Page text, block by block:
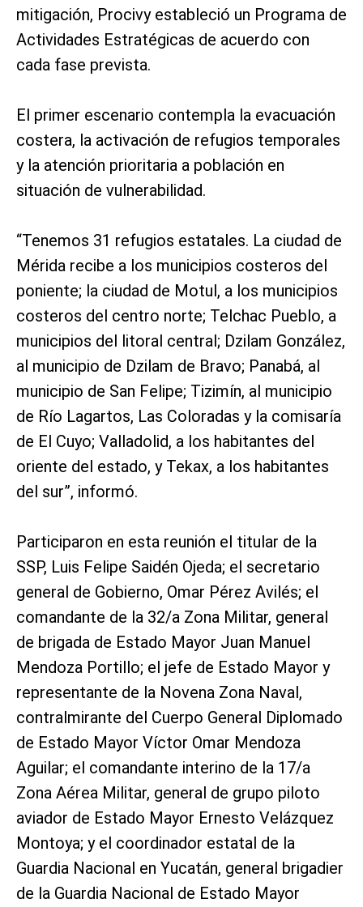
mitigación, Procivy estableció un Programa de
Actividades Estratégicas de acuerdo con
cada fase prevista.
El primer escenario contempla la evacuación
costera, la activación de refugios temporales
y la atención prioritaria a población en
situación de vulnerabilidad.
“Tenemos 31 refugios estatales. La ciudad de
Mérida recibe a los municipios costeros del
poniente; la ciudad de Motul, a los municipios
costeros del centro norte; Telchac Pueblo, a
municipios del litoral central; Dzilam González,
al municipio de Dzilam de Bravo; Panabá, al
municipio de San Felipe; Tizimín, al municipio
de Río Lagartos, Las Coloradas y la comisaría
de El Cuyo; Valladolid, a los habitantes del
oriente del estado, y Tekax, a los habitantes
del sur”, informó.
Participaron en esta reunión el titular de la
SSP, Luis Felipe Saidén Ojeda; el secretario
general de Gobierno, Omar Pérez Avilés; el
comandante de la 32/a Zona Militar, general
de brigada de Estado Mayor Juan Manuel
Mendoza Portillo; el jefe de Estado Mayor y
representante de la Novena Zona Naval,
contralmirante del Cuerpo General Diplomado
de Estado Mayor Víctor Omar Mendoza
Aguilar; el comandante interino de la 17/a
Zona Aérea Militar, general de grupo piloto
aviador de Estado Mayor Ernesto Velázquez
Montoya; y el coordinador estatal de la
Guardia Nacional en Yucatán, general brigadier
de la Guardia Nacional de Estado Mayor